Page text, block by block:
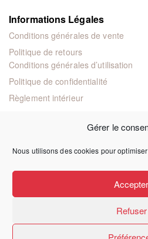
Gérer le
Nous utilisons des cookies pour
Accepter
Refuser
Informations Légales
Conditions générales de vente
Politique de retours
Conditions générales d’utilisation
Politique de confidentialité
Règlement intérieur
© 2024 Éditions juridiques et